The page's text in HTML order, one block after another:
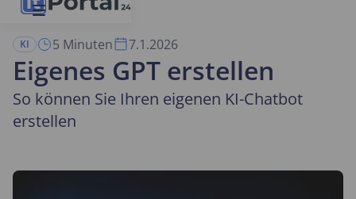
KI 5 Minuten 7.1.2026
Eigenes GPT erstellen
So können Sie Ihren eigenen KI-Chatbot
erstellen